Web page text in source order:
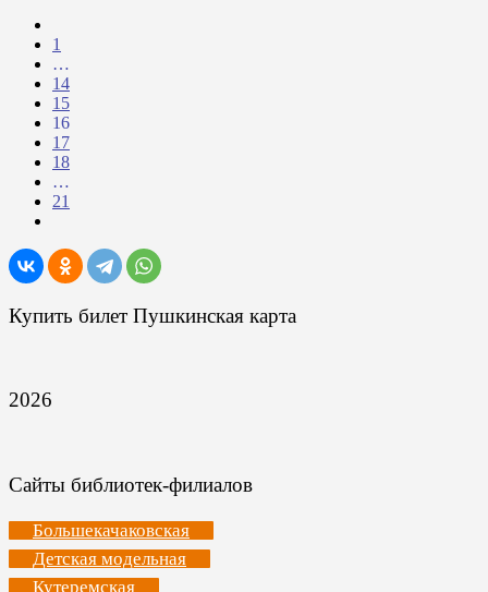
1
…
14
15
16
17
18
…
21
Купить билет Пушкинская карта
2026
Сайты библиотек-филиалов
Большекачаковская
Детская модельная
Кутеремская